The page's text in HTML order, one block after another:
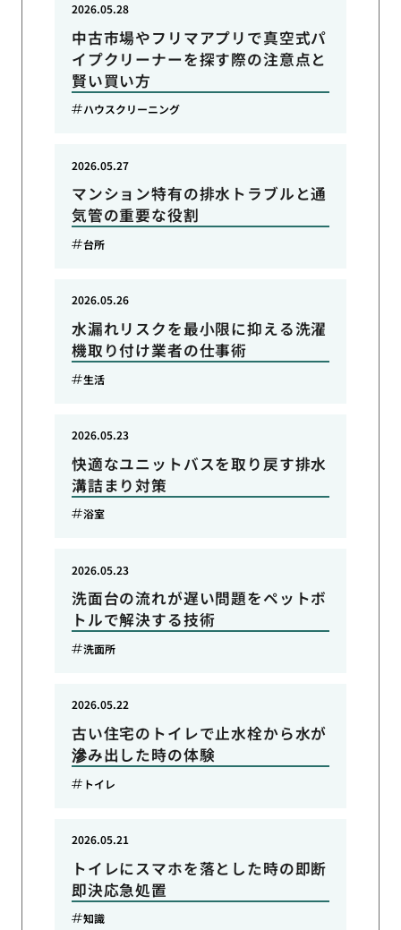
中古市場やフリマアプリで真空式パ
イプクリーナーを探す際の注意点と
賢い買い方
2026.05.28
ハウスクリーニング
マンション特有の排水トラブルと通
気管の重要な役割
2026.05.27
台所
水漏れリスクを最小限に抑える洗濯
機取り付け業者の仕事術
2026.05.26
生活
快適なユニットバスを取り戻す排水
溝詰まり対策
2026.05.23
浴室
洗面台の流れが遅い問題をペットボ
トルで解決する技術
2026.05.23
洗面所
古い住宅のトイレで止水栓から水が
滲み出した時の体験
2026.05.22
トイレ
トイレにスマホを落とした時の即断
即決応急処置
2026.05.21
知識